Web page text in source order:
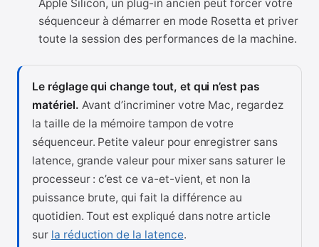
Apple Silicon, un plug-in ancien peut forcer votre
séquenceur à démarrer en mode Rosetta et priver
toute la session des performances de la machine.
Le réglage qui change tout, et qui n’est pas
matériel. Avant d’incriminer votre Mac, regardez
la taille de la mémoire tampon de votre
séquenceur. Petite valeur pour enregistrer sans
latence, grande valeur pour mixer sans saturer le
processeur : c’est ce va-et-vient, et non la
puissance brute, qui fait la différence au
quotidien. Tout est expliqué dans notre article
sur la réduction de la latence.